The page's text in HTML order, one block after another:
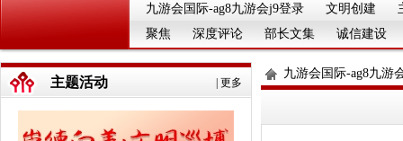
九游会国际-ag8九游会j9登录 文明创建
聚焦
深度评论 部长文集 诚信建设
更多
主题活动
九游会国际-ag8九游